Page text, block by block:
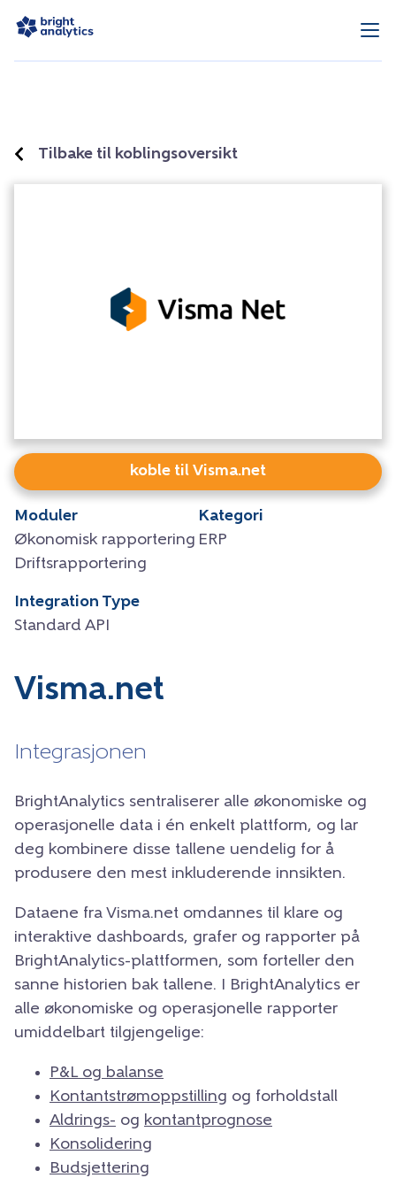
Tilbake til koblingsoversikt
koble til Visma.net
Moduler
Økonomisk rapportering
Driftsrapportering
Kategori
ERP
Integration Type
Standard API
Visma.net
Integrasjonen
BrightAnalytics sentraliserer alle økonomiske og
operasjonelle data i én enkelt plattform, og lar
deg kombinere disse tallene uendelig for å
produsere den mest inkluderende innsikten.
Dataene fra Visma.net omdannes til klare og
interaktive dashboards, grafer og rapporter på
BrightAnalytics-plattformen, som forteller den
sanne historien bak tallene. I BrightAnalytics er
alle økonomiske og operasjonelle rapporter
umiddelbart tilgjengelige:
P&L og balanse
Kontantstrømoppstilling og forholdstall
Aldrings- og kontantprognose
Konsolidering
Budsjettering